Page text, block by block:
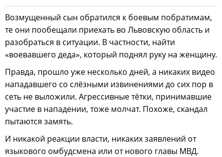
Возмущенный сын обратился к боевым побратимам,
те они пообещали приехать во Львовскую область и
разобраться в ситуации. В частности, найти
«воевавшего деда», который поднял руку на женщину.
Правда, прошло уже несколько дней, а никаких видео
нападавшего со слёзными извинениями до сих пор в
сеть не выложили. Агрессивные тётки, принимавшие
участие в нападении, тоже молчат. Похоже, cкандал
пытаются замять.
И никакой реакции власти, никаких заявлений от
языкового омбудсмена или от нового главы МВД.